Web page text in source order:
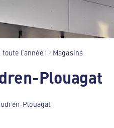
l’année ! Magasins
Plouagat
Plouagat